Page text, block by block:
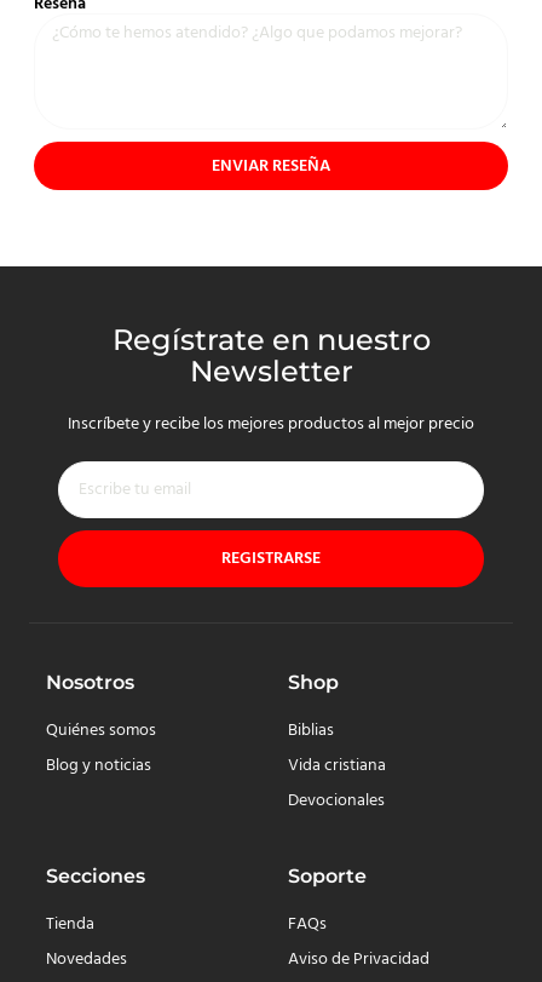
ENVIAR RESEÑA
Regístrate en nuestro
Newsletter
Inscríbete y recibe los mejores productos al mejor precio
REGISTRARSE
Nosotros
Quiénes somos
Blog y noticias
Shop
Biblias
Vida cristiana
Devocionales
Secciones
Tienda
Novedades
Soporte
FAQs
Aviso de Privacidad